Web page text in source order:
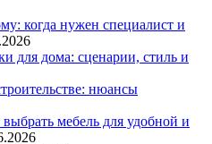
когда нужен специалист и
для дома: сценарии, стиль и
нюансы
мебель для удобной и